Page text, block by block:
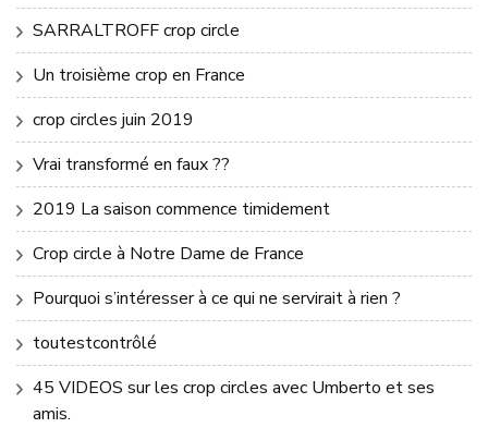
SARRALTROFF crop circle
Un troisième crop en France
crop circles juin 2019
Vrai transformé en faux ??
2019 La saison commence timidement
Crop circle à Notre Dame de France
Pourquoi s’intéresser à ce qui ne servirait à rien ?
toutestcontrôlé
45 VIDEOS sur les crop circles avec Umberto et ses
amis.